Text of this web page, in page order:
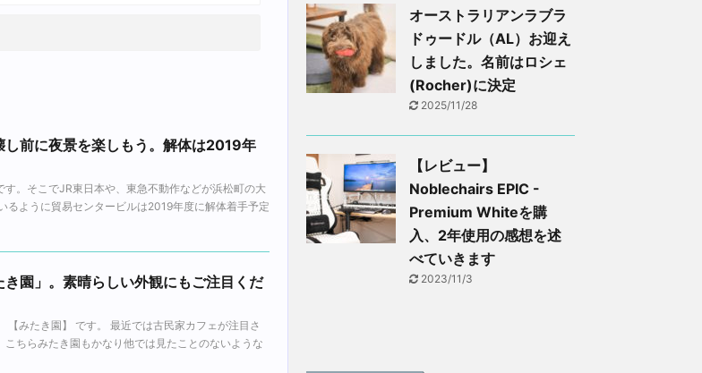
前に夜景を楽しもう。解体は2019年
。そこでJR東日本や、東急不動作などが浜松町の大
るように貿易センタービルは2019年度に解体着手予定
園」。素晴らしい外観にもご注目くだ
みたき園】 です。 最近では古民家カフェが注目さ
ちらみたき園もかなり他では見たことのないような
オーストラリアンラブラ
ドゥードル（AL）お迎え
しました。名前はロシェ
(Rocher)に決定
2025/11/28
【レビュー】
Noblechairs EPIC -
Premium Whiteを購
入、2年使用の感想を述
べていきます
2023/11/3